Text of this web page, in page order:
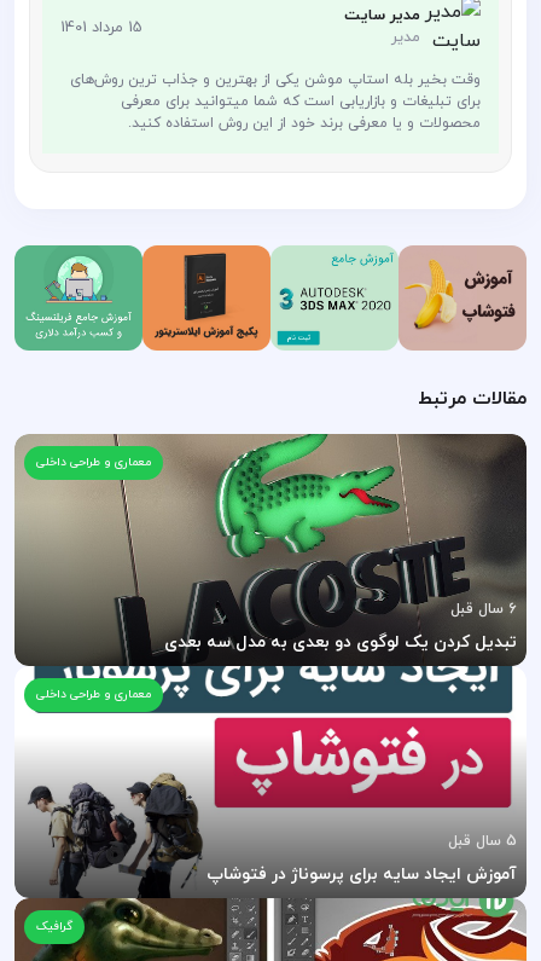
مدیر سایت
مدیر 15 مرداد 1401
وقت بخیر بله استاپ موشن یکی از بهترین و جذاب ترین روش‌های
برای تبلیغات و بازاریابی است که شما میتوانید برای معرفی
محصولات و یا معرفی برند خود از این روش استفاده کنید.
مقالات مرتبط
معماری و طراحی داخلی
6 سال قبل
تبدیل کردن یک لوگوی دو بعدی به مدل سه بعدی
معماری و طراحی داخلی
5 سال قبل
آموزش ایجاد سایه برای پرسوناژ در فتوشاپ
گرافیک